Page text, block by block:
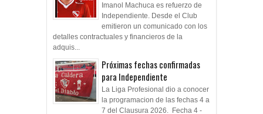
Imanol Machuca es refuerzo de
Independiente. Desde el Club
emitieron un comunicado con los
detalles contractuales y financieros de la
adquis...
Próximas fechas confirmadas
para Independiente
La Liga Profesional dio a conocer
la programacion de las fechas 4 a
7 del Clausura 2026. Fecha 4 -